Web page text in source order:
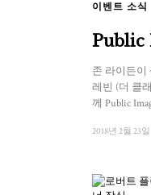
이벤트 소식
Public
존 라이든이
레빈 (더 클
께 Public
2018년 2월 23일